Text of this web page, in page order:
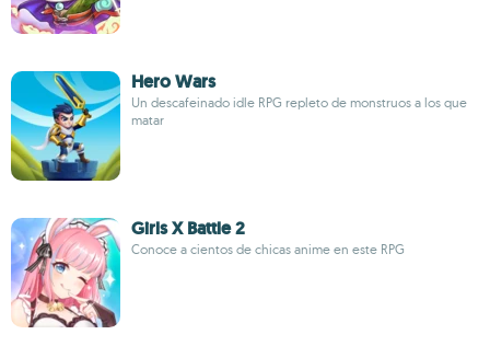
Hero Wars
Un descafeinado idle RPG repleto de monstruos a los que
matar
Girls X Battle 2
Conoce a cientos de chicas anime en este RPG